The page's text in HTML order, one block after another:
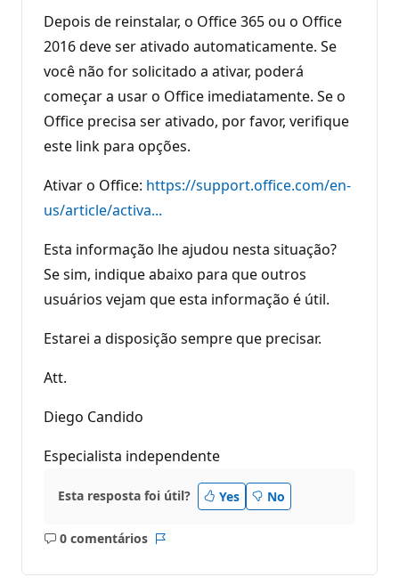
Depois de reinstalar, o Office 365 ou o Office
2016 deve ser ativado automaticamente. Se
você não for solicitado a ativar, poderá
começar a usar o Office imediatamente. Se o
Office precisa ser ativado, por favor, verifique
este link para opções.
Ativar o Office: https://support.office.com/en-
us/article/activa...
Esta informação lhe ajudou nesta situação?
Se sim, indique abaixo para que outros
usuários vejam que esta informação é útil.
Estarei a disposição sempre que precisar.
Att.
Diego Candido
Especialista independente
Esta resposta foi útil? Yes No
0 comentários
Sem